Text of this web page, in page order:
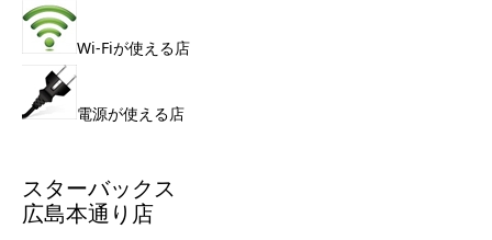
Wi-Fiが使える店
電源が使える店
スターバックス
広島本通り店